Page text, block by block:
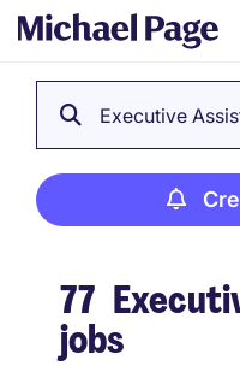
Executive
77
jobs